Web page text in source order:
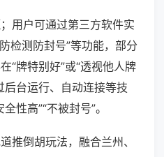
用户可通过第三方软件实
检测防封号”等功能，部分
“牌特别好”或“透视他人牌
后台运行、自动连接等技
性高”“不被封号”。
推倒胡玩法，融合兰州、